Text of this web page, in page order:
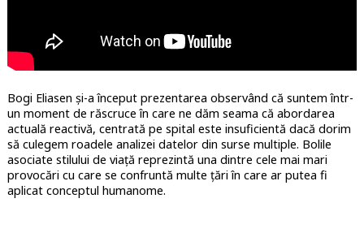
Bogi Eliasen și-a început prezentarea observând că suntem într-
un moment de răscruce în care ne dăm seama că abordarea
actuală reactivă, centrată pe spital este insuficientă dacă dorim
să culegem roadele analizei datelor din surse multiple. Bolile
asociate stilului de viață reprezintă una dintre cele mai mari
provocări cu care se confruntă multe țări în care ar putea fi
aplicat conceptul humanome.